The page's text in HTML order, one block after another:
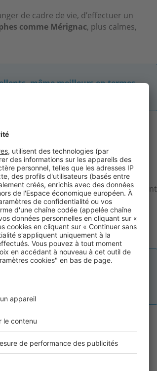
de cadre de vie, d’effectuer un
comme Mérignac, plus calmes,
même meilleurs en termes
ayant le projet
alentour ?
auprès d’un courtier ou auprès
car les taux augmentent vite
est très tendu, les mandats entrent
d’une agence pour se faire
de recherche et recevoir des
de se montrer très réactif !
vente et l’achat dans la